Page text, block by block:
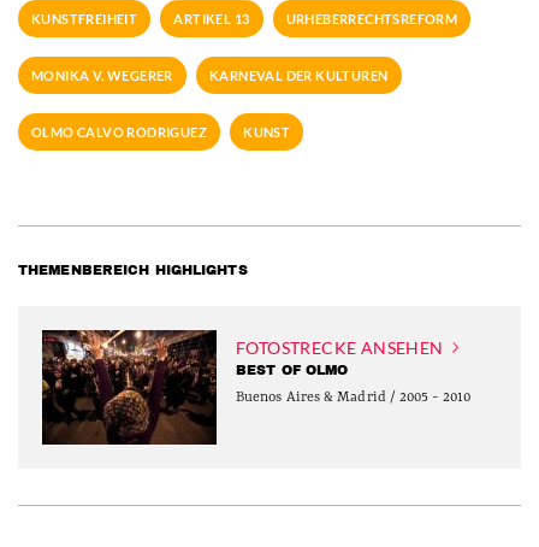
KUNSTFREIHEIT ARTIKEL 13 URHEBERRECHTSREFORM
MONIKA V. WEGERER KARNEVAL DER KULTUREN
OLMO CALVO RODRIGUEZ KUNST
THEMENBEREICH HIGHLIGHTS
FOTOSTRECKE ANSEHEN
BEST OF OLMO
Buenos Aires & Madrid / 2005 - 2010